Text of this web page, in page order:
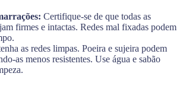
Certifique-se de que todas as
firmes e intactas. Redes mal fixadas podem
as redes limpas. Poeira e sujeira podem
as menos resistentes. Use água e sabão